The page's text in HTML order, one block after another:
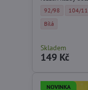
Dívčí
92/98 Dívčí
104/
Dívčí
Bílá
Skladem
149 Kč
NOVINKA